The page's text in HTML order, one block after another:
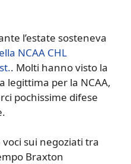
l’estate sosteneva
NCAA CHL
. Molti hanno visto la
legittima per la NCAA,
pochissime difese
sui negoziati tra
Braxton